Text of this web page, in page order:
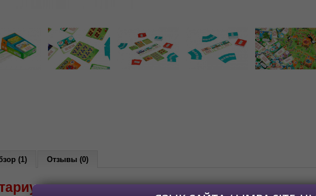
(1) Отзывы (0)
игра с умножением и цветами
Vă vom deranja doar o singură dată, apoi vă vom salva alegerea limbii.
вы хотите переключить язык сайта, то это можно всегда сделать в
правом верхнем углу страницы.